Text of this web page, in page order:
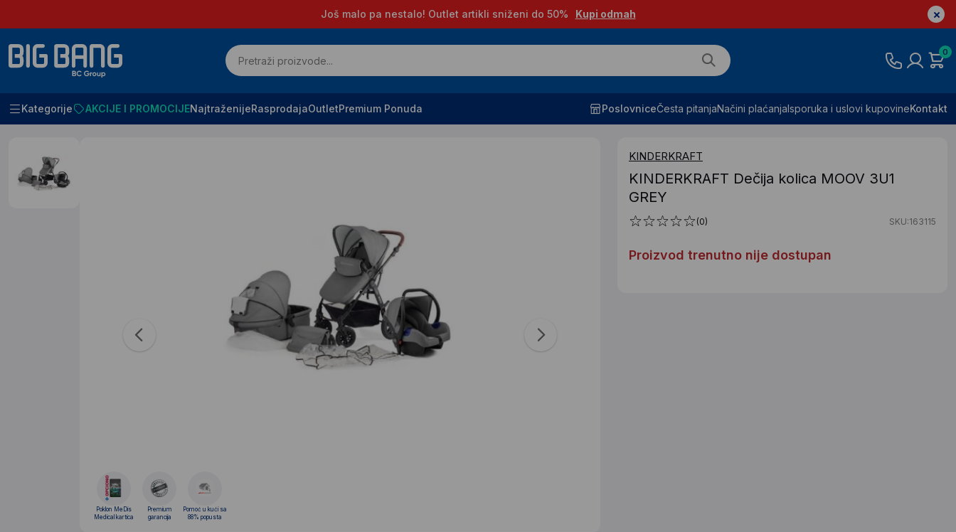
Još malo pa nestalo! Outlet artikli sniženi do 50% Kupi odmah
0
Kategorije AKCIJE I PROMOCIJENajtraženijeRasprodajaOutletPremium Ponuda PoslovniceČesta pitanjaNačini plaćanjaIsporuka i uslovi kupovineKontakt
Početna BABY OPREMA Kolica za bebe i decu
KINDERKRAFT
KINDERKRAFT Dečija kolica MOOV 3U1
GREY
(0) SKU:163115
Proizvod trenutno nije dostupan
Poklon MeDis
Medical kartica
Premium
garancija
Pomoć u kući sa
88% popusta